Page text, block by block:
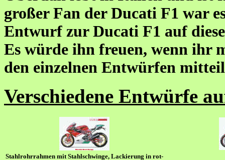
großer Fan der Ducati F1 war
Entwurf zur Ducati F1 auf
Es würde ihn freuen, wenn ihr
den einzelnen Entwürfen
Verschiedene Entwürfe
Stahlrohrrahmen mit Stahlschwinge, Lackierung in rot-